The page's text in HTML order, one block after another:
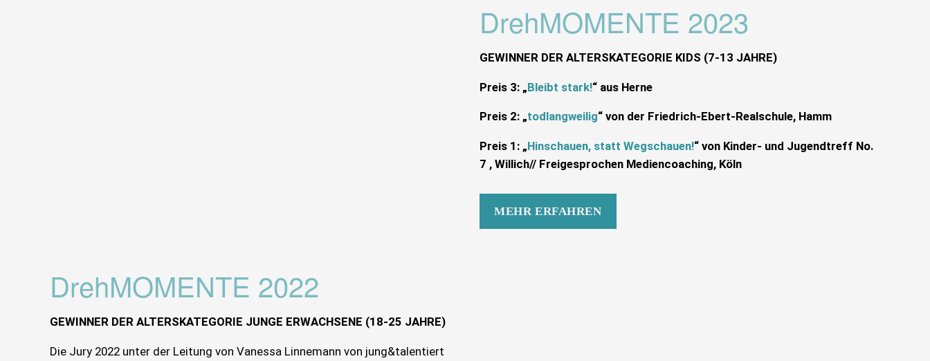
DrehMOMENTE 2023
GEWINNER DER ALTERSKATEGORIE KIDS (7-13 JAHRE)
Preis 3: „Bleibt stark!“ aus Herne
Preis 2: „todlangweilig“ von der Friedrich-Ebert-Realschule, Hamm
Preis 1: „Hinschauen, statt Wegschauen!“ von Kinder- und Jugendtreff No.
7 , Willich// Freigesprochen Mediencoaching, Köln
MEHR ERFAHREN
DrehMOMENTE 2022
GEWINNER DER ALTERSKATEGORIE JUNGE ERWACHSENE (18-25 JAHRE)
Die Jury 2022 unter der Leitung von Vanessa Linnemann von jung&talentiert